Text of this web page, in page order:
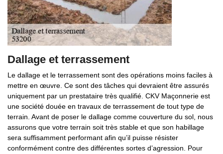
Dallage et terrassement
Le dallage et le terrassement sont des opérations moins faciles à
mettre en œuvre. Ce sont des tâches qui devraient être assurés
uniquement par un prestataire très qualifié. CKV Maçonnerie est
une société douée en travaux de terrassement de tout type de
terrain. Avant de poser le dallage comme couverture du sol, nous
assurons que votre terrain soit très stable et que son habillage
sera suffisamment performant afin qu’il puisse résister
conformément contre des différentes sortes d’agression. Pour